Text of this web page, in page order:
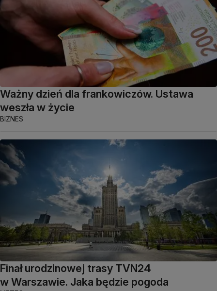
Ważny dzień dla frankowiczów. Ustawa
weszła w życie
BIZNES
Finał urodzinowej trasy TVN24
w Warszawie. Jaka będzie pogoda